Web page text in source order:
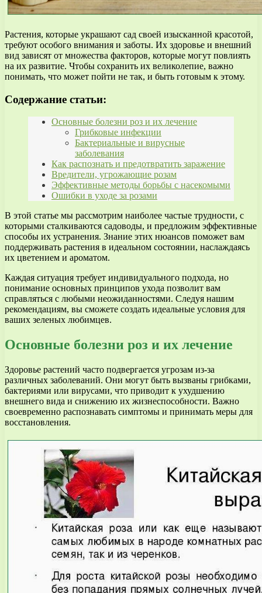
Растения, которые украшают сад своей изысканной красотой,
требуют особого внимания и заботы. Их здоровье и внешний
вид зависят от множества факторов, которые могут повлиять
на их развитие. Чтобы сохранить их великолепие, важно
понимать, что может пойти не так, и быть готовым к этому.
Содержание статьи:
Основные болезни роз и их лечение
Грибковые инфекции
Бактериальные и вирусные
заболевания
Как распознать и предотвратить заражение
Вредители, угрожающие розам
Эффективные методы борьбы с насекомыми
Ошибки в уходе за розами
В этой статье мы рассмотрим наиболее частые трудности, с
которыми сталкиваются садоводы, и предложим эффективные
способы их устранения. Знание этих нюансов поможет вам
поддерживать растения в идеальном состоянии, наслаждаясь
их цветением и ароматом.
Каждая ситуация требует индивидуального подхода, но
понимание основных принципов ухода позволит вам
справляться с любыми неожиданностями. Следуя нашим
рекомендациям, вы сможете создать идеальные условия для
ваших зеленых любимцев.
Основные болезни роз и их лечение
Здоровье растений часто подвергается угрозам из-за
различных заболеваний. Они могут быть вызваны грибками,
бактериями или вирусами, что приводит к ухудшению
внешнего вида и снижению их жизнеспособности. Важно
своевременно распознавать симптомы и принимать меры для
восстановления.